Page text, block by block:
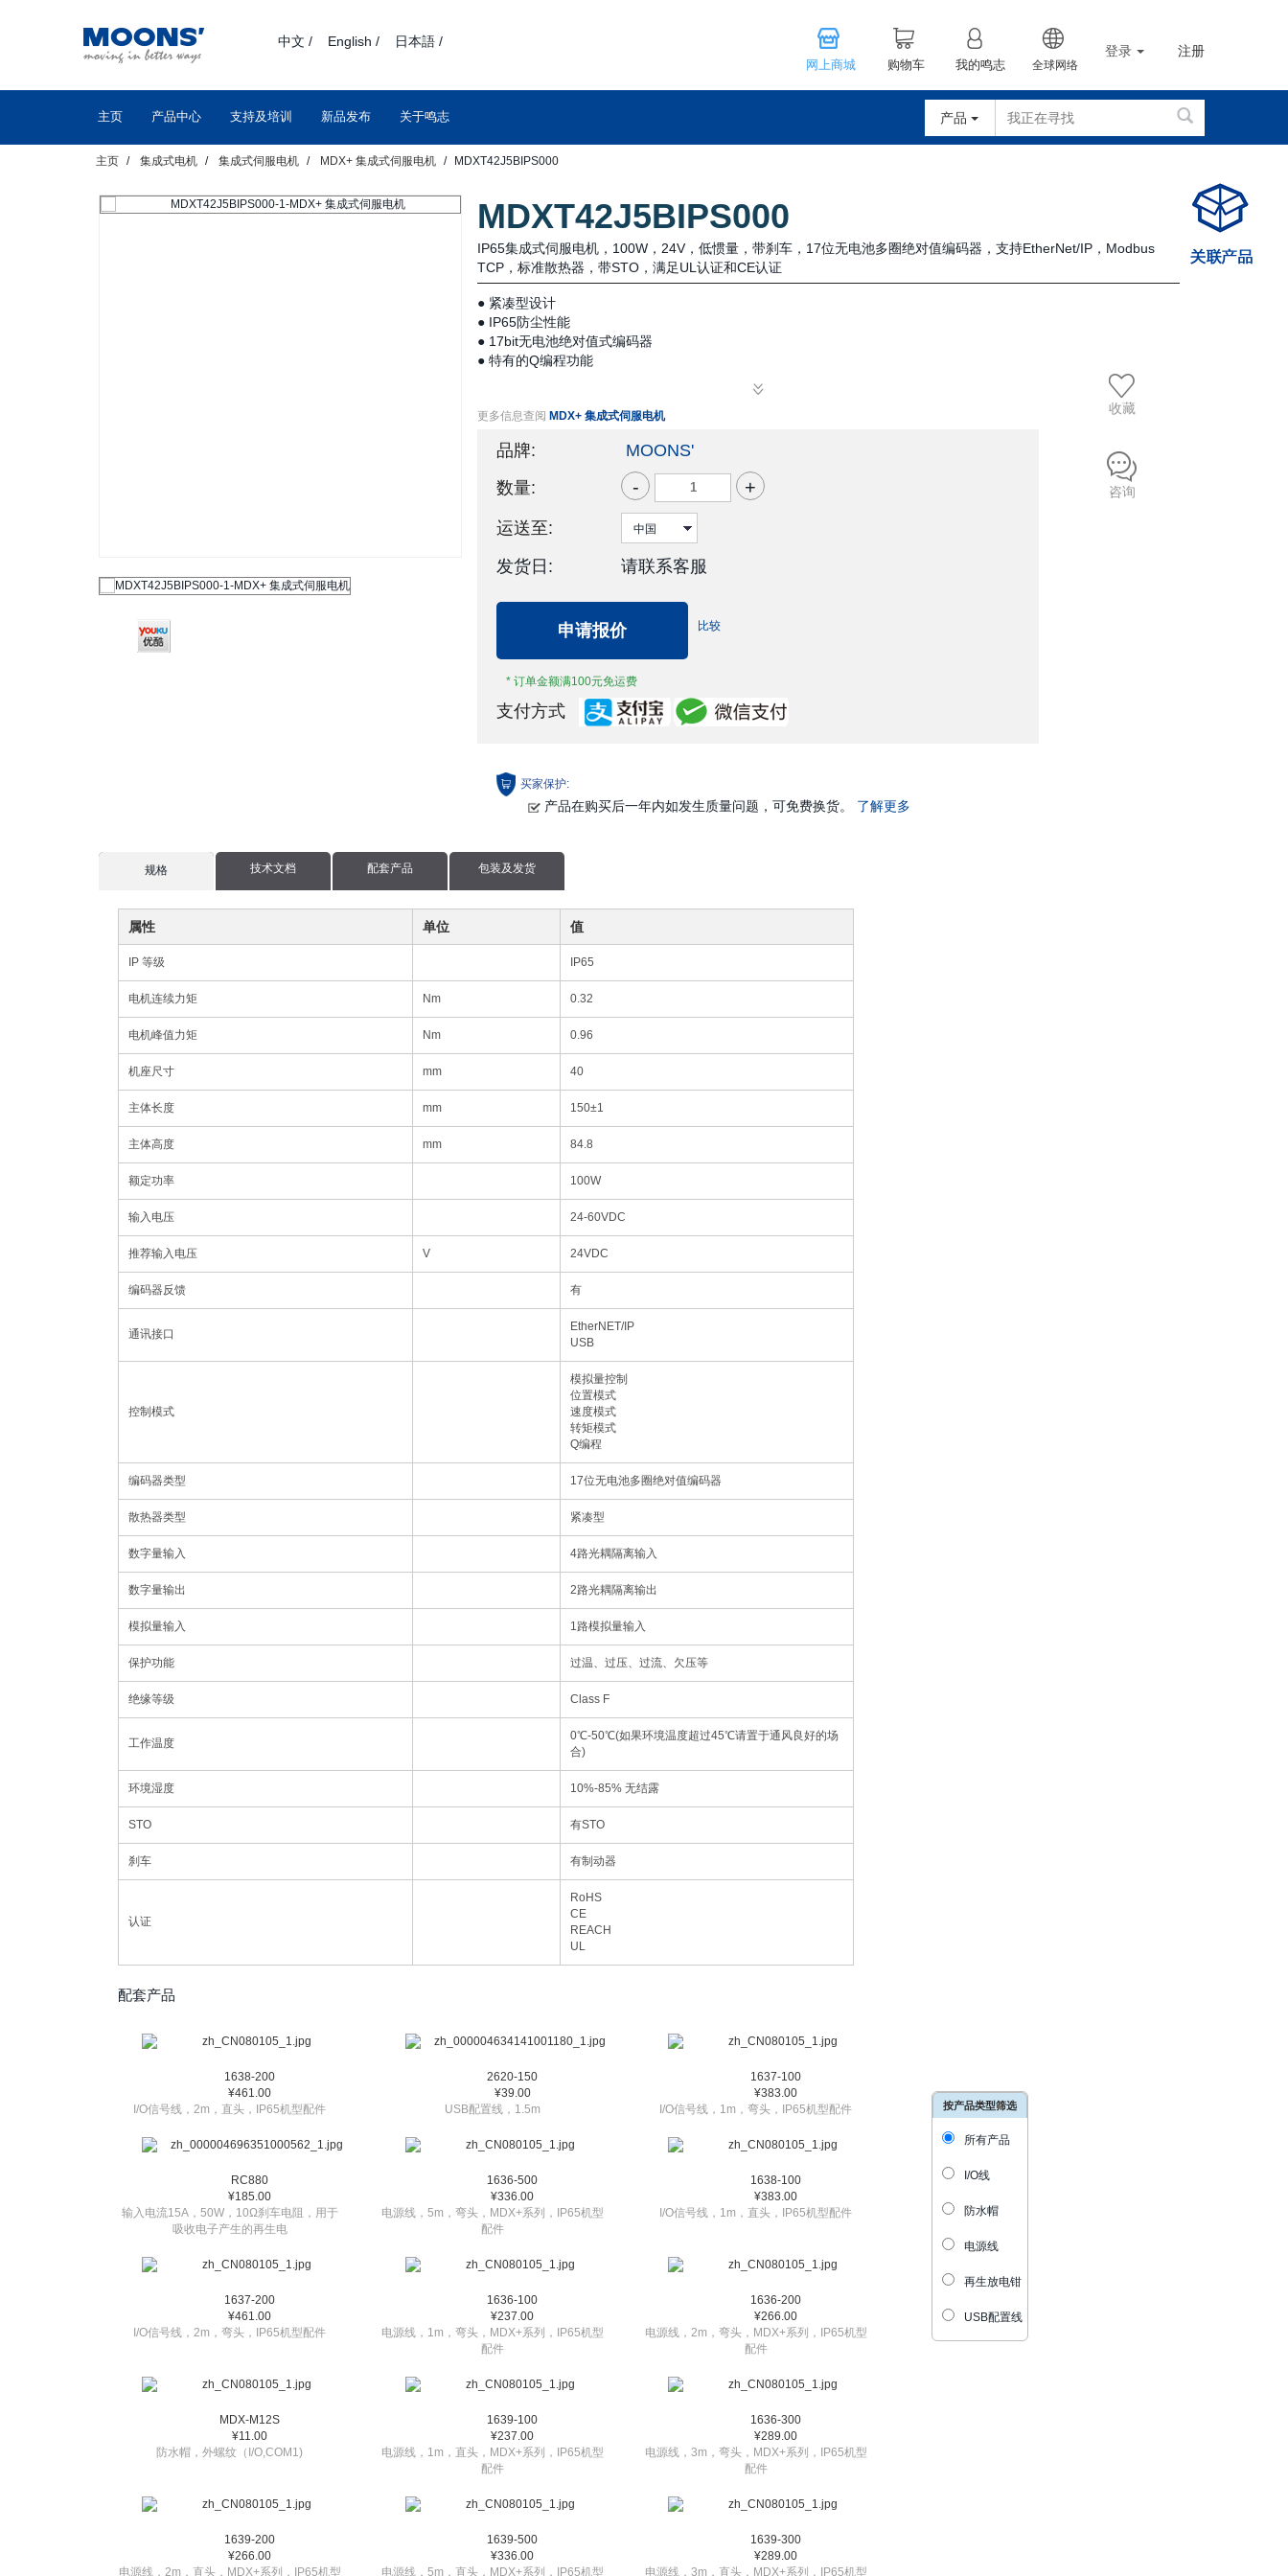
中文 / English / 日本語 /
网上商城 购物车 我的鸣志 全球网络
登录 注册
主页 产品中心 支持及培训 新品发布 关于鸣志 产品
主页 集成式电机 集成式伺服电机 MDX+ 集成式伺服电机 MDXT42J5BIPS000
MDXT42J5BIPS000
IP65集成式伺服电机，100W，24V，低惯量，带刹车，17位无电池多圈绝对值编码器，支持EtherNet/IP，Modbus
TCP，标准散热器，带STO，满足UL认证和CE认证
● 紧凑型设计
● IP65防尘性能
● 17bit无电池绝对值式编码器
● 特有的Q编程功能
更多信息查阅 MDX+ 集成式伺服电机
品牌:
MOONS'
数量:
- +
运送至:
发货日:
请联系客服
申请报价
* 订单金额满100元免运费
比较
支付方式
收藏
咨询
买家保护:
产品在购买后一年内如发生质量问题，可免费换货。 了解更多
current
规格 技术文档 配套产品 包装及发货
属性 单位 值
IP 等级 IP65
电机连续力矩 Nm 0.32
电机峰值力矩 Nm 0.96
机座尺寸 mm 40
主体长度 mm 150±1
主体高度 mm 84.8
额定功率 100W
输入电压 24-60VDC
推荐输入电压 V 24VDC
编码器反馈 有
通讯接口
EtherNET/IP
USB
控制模式
模拟量控制
位置模式
速度模式
转矩模式
Q编程
编码器类型 17位无电池多圈绝对值编码器
散热器类型 紧凑型
数字量输入 4路光耦隔离输入
数字量输出 2路光耦隔离输出
模拟量输入 1路模拟量输入
保护功能 过温、过压、过流、欠压等
绝缘等级 Class F
工作温度
0℃-50℃(如果环境温度超过45℃请置于通风良好的场
合)
环境湿度 10%-85% 无结露
STO 有STO
刹车 有制动器
认证
RoHS
CE
REACH
UL
配套产品
按产品类型筛选
所有产品
I/O线
防水帽
电源线
再生放电钳
USB配置线
1638-200
¥461.00
I/O信号线，2m，直头，IP65机型配件
2620-150
¥39.00
USB配置线，1.5m
1637-100
¥383.00
I/O信号线，1m，弯头，IP65机型配件
RC880
¥185.00
输入电流15A，50W，10Ω刹车电阻，用于
吸收电子产生的再生电
1636-500
¥336.00
电源线，5m，弯头，MDX+系列，IP65机型
配件
1638-100
¥383.00
I/O信号线，1m，直头，IP65机型配件
1637-200
¥461.00
I/O信号线，2m，弯头，IP65机型配件
1636-100
¥237.00
电源线，1m，弯头，MDX+系列，IP65机型
配件
1636-200
¥266.00
电源线，2m，弯头，MDX+系列，IP65机型
配件
MDX-M12S
¥11.00
防水帽，外螺纹（I/O,COM1)
1639-100
¥237.00
电源线，1m，直头，MDX+系列，IP65机型
配件
1636-300
¥289.00
电源线，3m，弯头，MDX+系列，IP65机型
配件
1639-200
¥266.00
电源线，2m，直头，MDX+系列，IP65机型
1639-500
¥336.00
电源线，5m，直头，MDX+系列，IP65机型
1639-300
¥289.00
电源线，3m，直头，MDX+系列，IP65机型